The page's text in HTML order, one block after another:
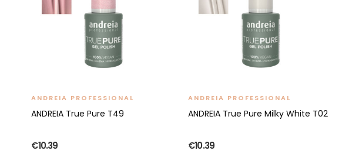
ANDREIA PROFESSIONAL
ANDREIA True Pure T49
€10.39
ANDREIA PROFESSIONAL
ANDREIA True Pure Milky White T02
€10.39